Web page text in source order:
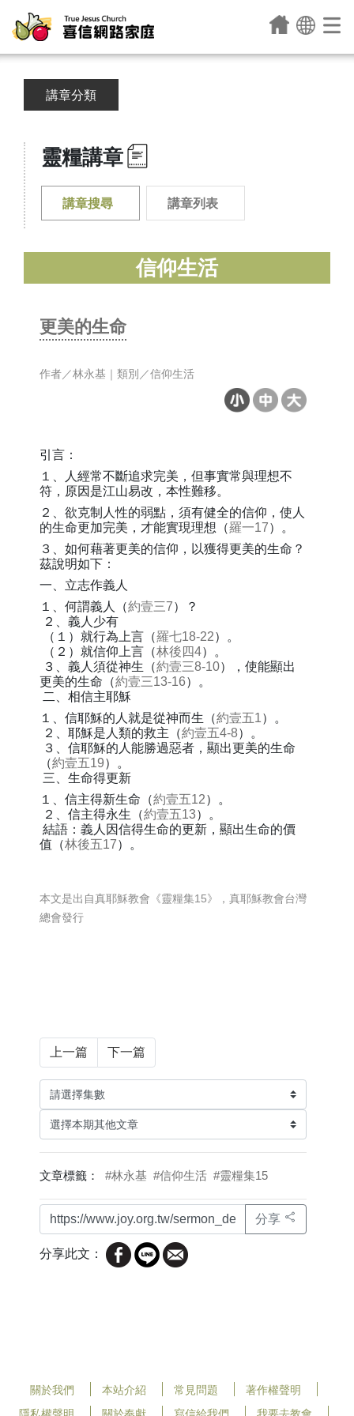
講章分類
靈糧講章
講章搜尋 講章列表
信仰生活
更美的生命
作者／林永基｜類別／信仰生活
引言：
１、人經常不斷追求完美，但事實常與理想不
符，原因是江山易改，本性難移。
２、欲克制人性的弱點，須有健全的信仰，使人
的生命更加完美，才能實現理想（羅一17）。
３、如何藉著更美的信仰，以獲得更美的生命？
茲說明如下：
一、立志作義人
１、何謂義人（約壹三7）？
２、義人少有
（１）就行為上言（羅七18-22）。
（２）就信仰上言（林後四4）。
３、義人須從神生（約壹三8-10），使能顯出
更美的生命（約壹三13-16）。
二、相信主耶穌
１、信耶穌的人就是從神而生（約壹五1）。
２、耶穌是人類的救主（約壹五4-8）。
３、信耶穌的人能勝過惡者，顯出更美的生命
（約壹五19）。
三、生命得更新
１、信主得新生命（約壹五12）。
２、信主得永生（約壹五13）。
結語：義人因信得生命的更新，顯出生命的價
值（林後五17）。
本文是出自真耶穌教會《靈糧集15》，真耶穌教會台灣
總會發行
上一篇 下一篇
文章標籤： #林永基 #信仰生活 #靈糧集15
分享
分享此文：
關於我們 本站介紹 常見問題
著作權聲明